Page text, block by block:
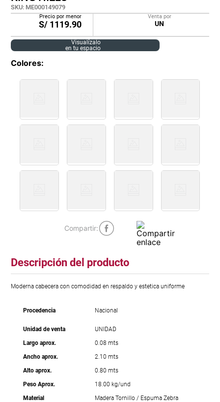
SKU: ME000149079
Precio por menor
S/ 1119.90
Venta por
UN
Visualízalo
en tu espacio
Colores
Descripción del producto
Moderna cabecera con comodidad en respaldo y estetica uniforme
Procedencia Nacional
Unidad de venta
UNIDAD
Largo aprox.
0.08 mts
Ancho aprox.
2.10 mts
Alto aprox.
0.80 mts
Peso Aprox.
18.00 kg/und
Material
Madera Tornillo / Espuma Zebra